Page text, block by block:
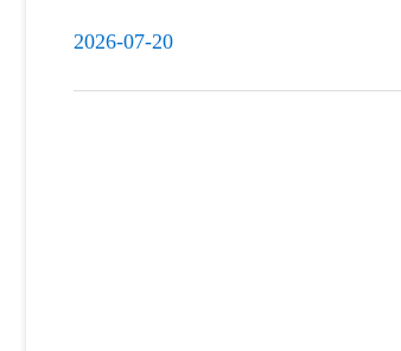
2026-07-20